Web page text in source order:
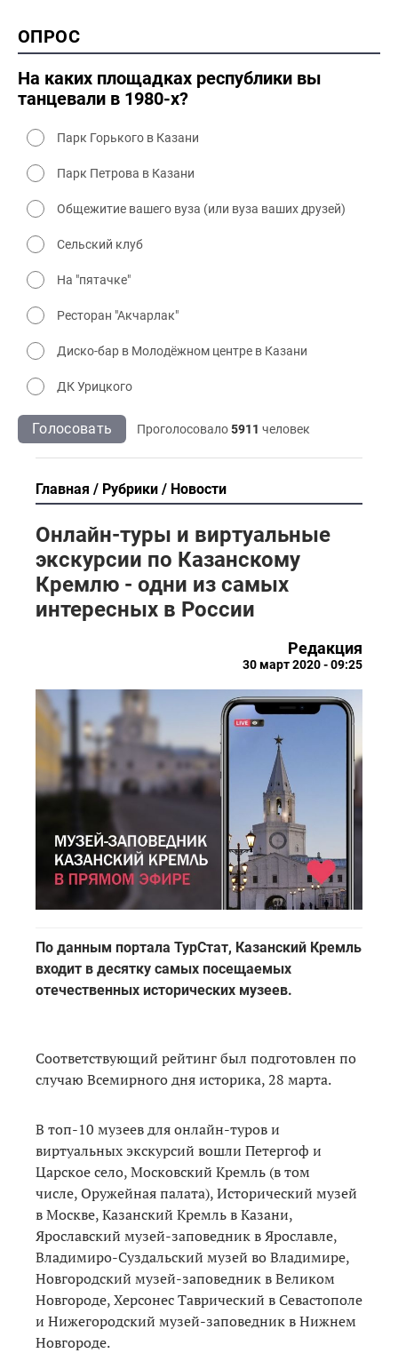
2000 промышленность
2000 культура
ОПРОС
На каких площадках республики вы
танцевали в 1980-х?
Парк Горького в Казани
Парк Петрова в Казани
Общежитие вашего вуза (или вуза ваших друзей)
Сельский клуб
На "пятачке"
Ресторан "Акчарлак"
Диско-бар в Молодёжном центре в Казани
ДК Урицкого
Голосовать Проголосовало5911 человек
Главная Рубрики Новости
Онлайн-туры и виртуальные
экскурсии по Казанскому
Кремлю - одни из самых
интересных в России
Редакция
30 март 2020 - 09:25
По данным портала ТурСтат, Казанский Кремль
входит в десятку самых посещаемых
отечественных исторических музеев.
Соответствующий рейтинг был подготовлен по
случаю Всемирного дня историка, 28 марта.
В топ-10 музеев для онлайн-туров и
виртуальных экскурсий вошли Петергоф и
Царское село, Московский Кремль (в том
числе, Оружейная палата), Исторический музей
в Москве, Казанский Кремль в Казани,
Ярославский музей-заповедник в Ярославле,
Владимиро-Суздальский музей во Владимире,
Новгородский музей-заповедник в Великом
Новгороде, Херсонес Таврический в Севастополе
и Нижегородский музей-заповедник в Нижнем
Новгороде.